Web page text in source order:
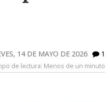
1
14 DE MAYO DE 2026
de lectura: Menos de un minuto